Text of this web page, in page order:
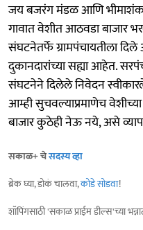
जय बजरंग मंडळ आणि
गावात वेशीत आठवडा बाजार
संघटनेतर्फे ग्रामपंचायतीला
दुकानदारांच्या सह्या आहेत.
संघटनेने दिलेले निवेदन
आम्ही सुचवल्याप्रमाणेच
बाजार कुठेही नेऊ नये, असे
सकाळ+ चेसदस्य व्हा
ब्रेक घ्या, डोकं चालवा,कोडे सोडवा!
शॉपिंगसाठी 'सकाळ प्राईम डील्स'च्या